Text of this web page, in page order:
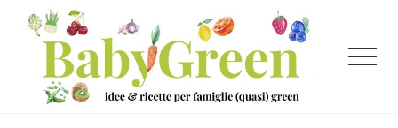
Menu
Passa
contenuto
principale
Passa
Menu